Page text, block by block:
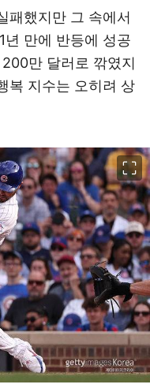
패했지만 그 속에서
년 만에 반등에 성공
만 달러로 깎였지
복 지수는 오히려 상